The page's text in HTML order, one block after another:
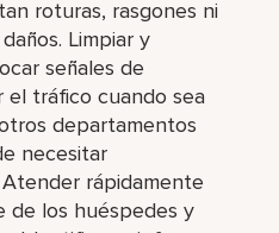
roturas, rasgones ni
Limpiar y
señales de
el tráfico cuando sea
departamentos
necesitar
rápidamente
de los huéspedes y